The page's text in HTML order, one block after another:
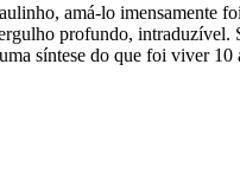
amá-lo
profundo,
síntese do que foi viver